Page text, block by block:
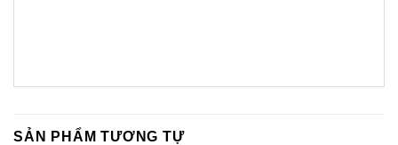
SẢN PHẨM TƯƠNG TỰ